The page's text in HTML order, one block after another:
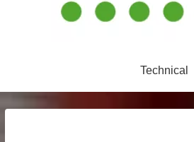
Technical